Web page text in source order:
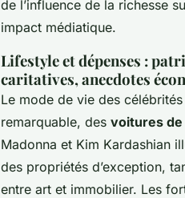
de l’influence de la richesse
impact médiatique.
Lifestyle et dépenses :
caritatives, anecdotes
Le mode de vie des
remarquable, des voitures de
Madonna et Kim Kardashian
des propriétés d’exception,
entre art et immobilier. Les